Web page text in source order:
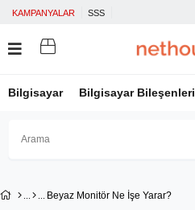
KAMPANYALAR SSS
Bilgisayar Bilgisayar Bileşenleri
Beyaz Monitör Ne İşe Yarar?